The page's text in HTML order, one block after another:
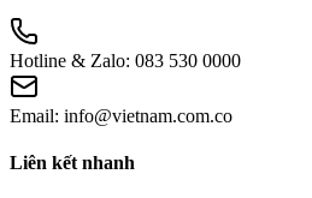
Hotline & Zalo: 083 530 0000
Email: info@vietnam.com.co
Liên kết nhanh